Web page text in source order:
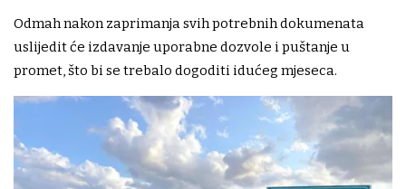
Odmah nakon zaprimanja svih potrebnih dokumenata
uslijedit će izdavanje uporabne dozvole i puštanje u
promet, što bi se trebalo dogoditi idućeg mjeseca.